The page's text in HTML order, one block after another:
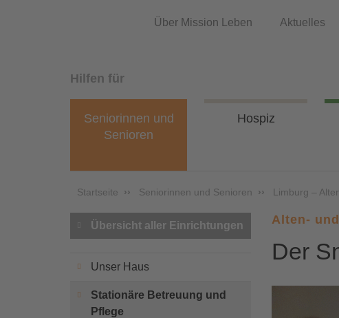
Über Mission Leben Aktuelles
Hilfen für
Seniorinnen und
Senioren
Hospiz
Startseite Seniorinnen und Senioren Limburg –
Übersicht aller Einrichtungen
Unser Haus
Stationäre Betreuung und
Pflege
Alten-
Der